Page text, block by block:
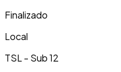
Finalizado
Local
TSL - Sub 12